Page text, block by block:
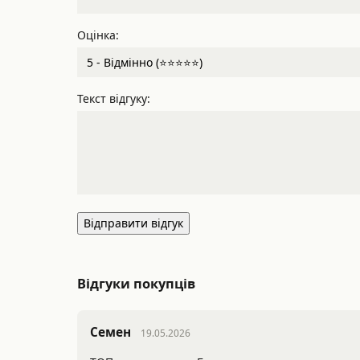
Оцінка:
Текст відгуку:
Відправити відгук
Відгуки покупців
Семен 19.05.2026